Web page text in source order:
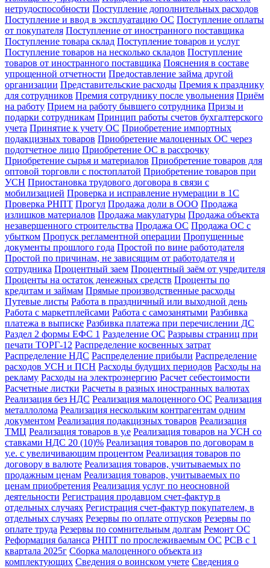
нетрудоспособности Поступление дополнительных расходов
Поступление и ввод в эксплуатацию ОС Поступление оплаты
от покупателя Поступление от иностранного поставщика
Поступление товара склад Поступление товаров и услуг
Поступление товаров на несколько складов Поступление
товаров от иностранного поставщика Пояснения в составе
упрощенной отчетности Предоставление займа другой
организации Представительские расходы Премия к празднику
для сотрудников Премия сотруднику после увольнения Приём
на работу Прием на работу бывшего сотрудника Призы и
подарки сотрудникам Принцип работы счетов бухгалтерского
учета Принятие к учету ОС Приобретение импортных
подакцизных товаров Приобретение малоценных ОС через
подотчетное лицо Приобретение ОС в рассрочку
Приобретение сырья и материалов Приобретение товаров для
оптовой торговли с постоплатой Приобретение товаров при
УСН Приостановка трудового договора в связи с
мобилизацией Проверка и исправление нумерации в 1С
Проверка РНПТ Прогул Продажа доли в ООО Продажа
излишков материалов Продажа макулатуры Продажа объекта
незавершенного строительства Продажа ОС Продажа ОС с
убытком Пропуск регламентной операции Пропущенные
документы прошлого года Простой по вине работодателя
Простой по причинам, не зависящим от работодателя и
сотрудника Процентный заем Процентный заём от учредителя
Проценты на остаток денежных средств Проценты по
кредитам и займам Прямые производственные расходы
Путевые листы Работа в праздничный или выходной день
Работа с маркетплейсами Работа с самозанятыми Разбивка
платежа в выписке Разбивка платежа при перечислении ДС
Раздел 2 формы ЕФС 1 Разделение ОС Разрывы страниц при
печати ТОРГ-12 Распределение косвенных затрат
Распределение НДС Распределение прибыли Распределение
расходов УСН и ПСН Расходы будущих периодов Расходы на
рекламу Расходы на электроэнергию Расчет себестоимости
Расчетные листки Расчеты в разных иностранных валютах
Реализация без НДС Реализация малоценного ОС Реализация
металлолома Реализация нескольким контрагентам одним
документом Реализация подакцизных товаров Реализация
ТМЦ Реализация товаров в у.е Реализация товаров на УСН со
ставками НДС 20 (10)% Реализация товаров по договорам в
у.е. с увеличивающим процентом Реализация товаров по
договору в валюте Реализация товаров, учитываемых по
продажным ценам Реализация товаров, учитываемых по
ценам приобретения Реализация услуг по неосновной
деятельности Регистрация продавцом счет-фактур в
отдельных случаях Регистрация счет-фактур покупателем, в
отдельных случаях Резервы по оплате отпусков Резервы по
оплате труда Резервы по сомнительным долгам Ремонт ОС
Реформация баланса РНПТ по прослеживаемым ОС РСВ с 1
квартала 2025г Сборка малоценного объекта из
комплектующих Сведения о воинском учете Сведения о